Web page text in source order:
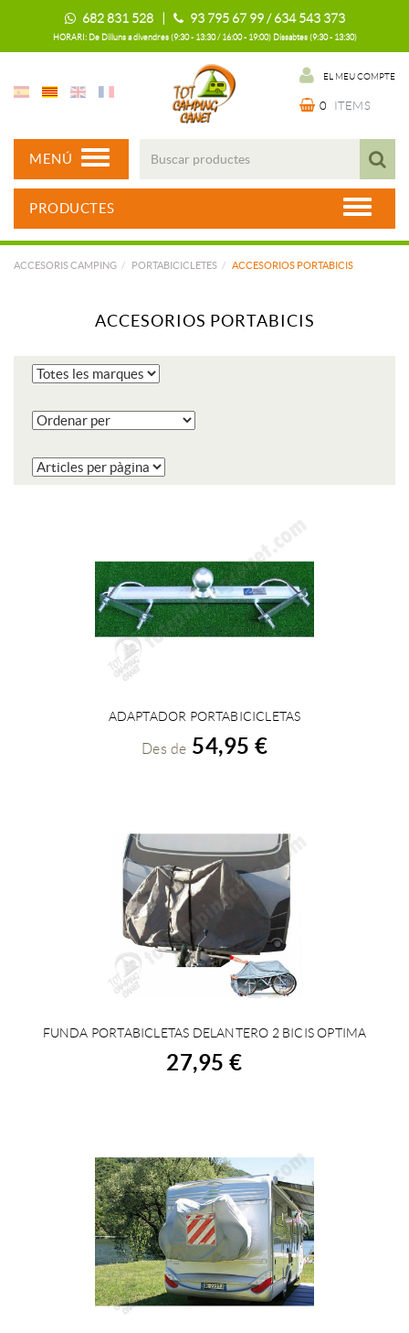
682 831 528 | 93 795 67 99 / 634 543 373
HORARI: De Dilluns a divendres (9:30 - 13:30 / 16:00 - 19:00) Dissabtes (9:30 - 13:30)
EL MEU COMPTE
0 ITEMS
MENÚ
PRODUCTES
ACCESORIS CAMPING PORTABICICLETES ACCESORIOS PORTABICIS
ACCESORIOS PORTABICIS
VEURE DETALLS
ADAPTADOR PORTABICICLETAS
Des de 54,95 €
COMPRAR
FUNDA PORTABICLETAS DELANTERO 2 BICIS OPTIMA
27,95 €